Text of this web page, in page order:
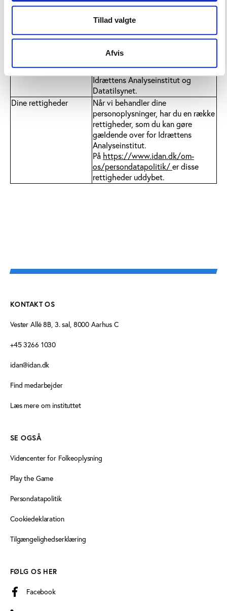
Tillad valgte
Afvis
bliver dine personoplysninger enten
slettet eller arkiveret efter
gældende regler. Hvis
oplysningerne arkiveres hos
Rigsarkivet, må de stadig
udelukkende anvendes til forskning,
og anvendelsen skal godkendes af
Idrættens Analyseinstitut og
Datatilsynet.
Dine rettigheder
Når vi behandler dine
personoplysninger, har du en række
rettigheder, som du kan gøre
gældende over for Idrættens
Analyseinstitut.
På https://www.idan.dk/om-
os/persondatapolitik/ er disse
rettigheder uddybet.
KONTAKT OS
Vester Allé 8B, 3. sal, 8000 Aarhus C
+45 3266 1030
idan@idan.dk
Find medarbejder
Læs mere om instituttet
SE OGSÅ
Videncenter for Folkeoplysning
Play the Game
Persondatapolitik
Cookiedeklaration
Tilgængelighedserklæring
FØLG OS HER
Facebook